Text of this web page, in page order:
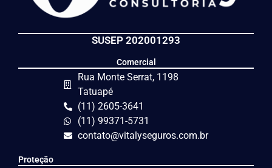
Solicite um orçamento
SUSEP 202001293
Comercial
Rua Monte Serrat, 1198
Tatuapé
(11) 2605-3641
(11) 99371-5731
contato@vitalyseguros.com.br
Proteção